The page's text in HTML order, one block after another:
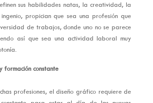
sus habilidades natas, la creatividad, la
propician que sea una profesión que
de trabajos, donde uno no se parece
así que sea una actividad laboral muy
formación constante
profesiones, el diseño gráfico requiere de